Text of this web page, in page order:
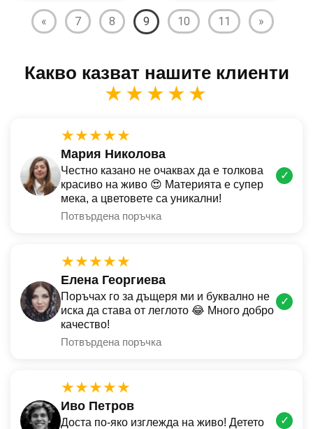
« 7 8 9 10 11 »
Какво казват нашите клиенти
★★★★★
★★★★★
Мария Николова
Честно казано не очаквах да е толкова
красиво на живо 😍 Материята е супер
мека, а цветовете са уникални!
Потвърдена поръчка
✓
★★★★★
Елена Георгиева
Поръчах го за дъщеря ми и буквално не
иска да става от леглото 😂 Много добро
качество!
Потвърдена поръчка
✓
★★★★★
Иво Петров
Доста по-яко изглежда на живо! Детето
✓